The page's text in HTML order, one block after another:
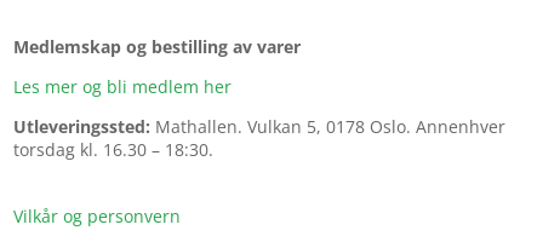
Medlemskap og bestilling av varer
Les mer og bli medlem her
Utleveringssted: Mathallen.Vulkan 5, 0178 Oslo. Annenhver
torsdag kl. 16.30 – 18:30.
Vilkår og personvern